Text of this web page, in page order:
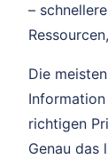
–
Die
richtigen
Genau